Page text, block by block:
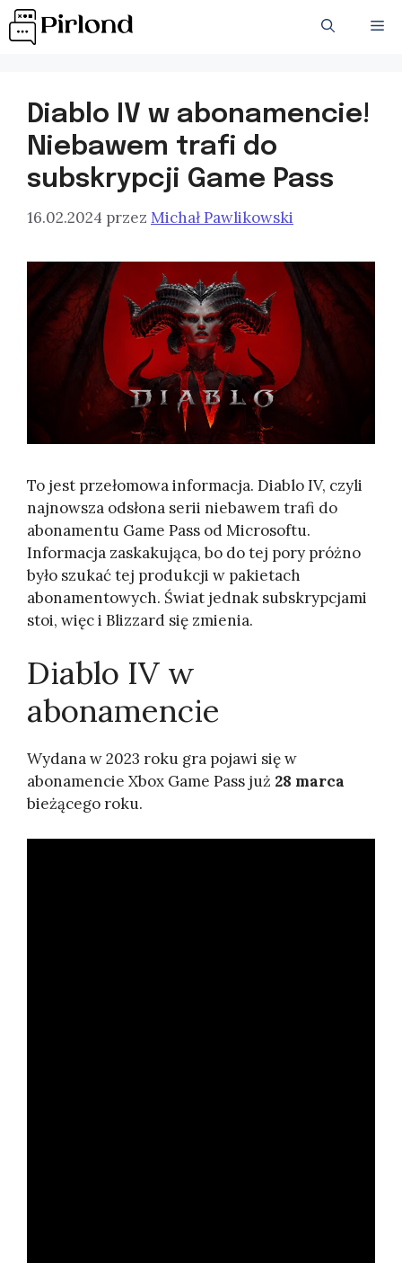
Przejdź
do
Diablo IV w abonamencie!
Niebawem trafi do
subskrypcji Game Pass
16.02.2024 przez Michał Pawlikowski
To jest przełomowa informacja. Diablo IV, czyli
najnowsza odsłona serii niebawem trafi do
abonamentu Game Pass od Microsoftu.
Informacja zaskakująca, bo do tej pory próżno
było szukać tej produkcji w pakietach
abonamentowych. Świat jednak subskrypcjami
stoi, więc i Blizzard się zmienia.
Diablo IV w
abonamencie
Wydana w 2023 roku gra pojawi się w
abonamencie Xbox Game Pass już 28 marca
bieżącego roku.